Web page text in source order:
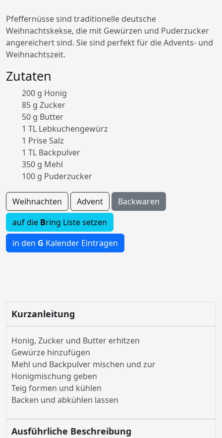
Pfeffernüsse sind traditionelle deutsche
Weihnachtskekse, die mit Gewürzen und Puderzucker
angereichert sind. Sie sind perfekt für die Advents- und
Weihnachtszeit.
Zutaten
200 g Honig
85 g Zucker
50 g Butter
1 TL Lebkuchengewürz
1 Prise Salz
1 TL Backpulver
350 g Mehl
100 g Puderzucker
Weihnachten Advent
Backwaren
auf die Bring Liste setzen
in den G Kalender Eintragen
Kurzanleitung
Honig, Zucker und Butter erhitzen
Gewürze hinzufügen
Mehl und Backpulver mischen und zur
Honigmischung geben
Teig formen und kühlen
Backen und abkühlen lassen
Ausführliche Beschreibung